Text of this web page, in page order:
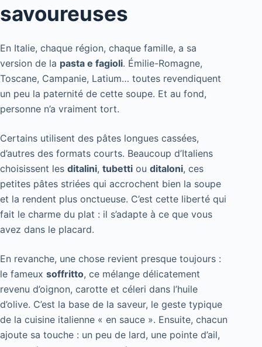
savoureuses
En Italie, chaque région, chaque famille, a sa
version de la pasta e fagioli. Émilie-Romagne,
Toscane, Campanie, Latium… toutes revendiquent
un peu la paternité de cette soupe. Et au fond,
personne n’a vraiment tort.
Certains utilisent des pâtes longues cassées,
d’autres des formats courts. Beaucoup d’Italiens
choisissent les ditalini, tubetti ou ditaloni, ces
petites pâtes striées qui accrochent bien la soupe
et la rendent plus onctueuse. C’est cette liberté qui
fait le charme du plat : il s’adapte à ce que vous
avez dans le placard.
En revanche, une chose revient presque toujours :
le fameux soffritto, ce mélange délicatement
revenu d’oignon, carotte et céleri dans l’huile
d’olive. C’est la base de la saveur, le geste typique
de la cuisine italienne « en sauce ». Ensuite, chacun
ajoute sa touche : un peu de lard, une pointe d’ail,